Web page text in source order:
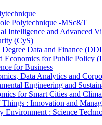
Polytechnique -MSc&T
Intelligence and Advanced
(CyS)
Data and Finance
Economics for Public Policy
for Business
Data Analytics and
Engineering and
for Smart Cities and
: Innovation and
Environment : Science